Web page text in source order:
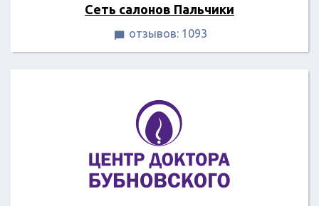
Сеть салонов Пальчики
 отзывов: 1093